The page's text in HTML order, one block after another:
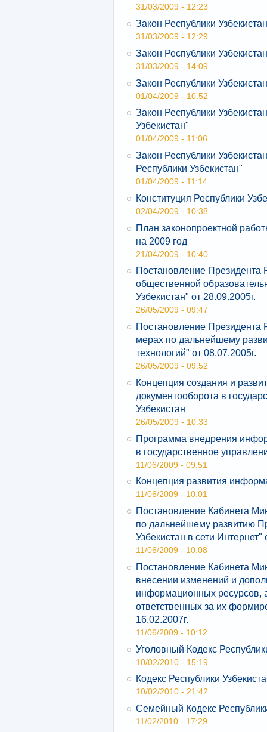
31/03/2009 - 12:23
Закон Республики
31/03/2009 - 12:29
Закон Республики
31/03/2009 - 14:09
Закон Республики
01/04/2009 - 10:52
Закон Республики
Узбекистан"
01/04/2009 - 11:06
Закон Республики
Республики Узбекистан"
01/04/2009 - 11:14
Конституция Республики
02/04/2009 - 10:38
План законопроектной
на 2009 год
21/04/2009 - 10:40
Постановление Президента
общественной
Узбекистан" от 28.09.2005г.
26/05/2009 - 09:47
Постановление Президента
мерах по дальнейшему
технологий" от 08.07.2005г.
26/05/2009 - 09:52
Концепция создания и
документооборота в
Узбекистан
26/05/2009 - 10:33
Программа внедрения
в государственное
11/06/2009 - 09:51
Концепция развития
11/06/2009 - 10:01
Постановление Кабинета
по дальнейшему развитию
Узбекистан в сети Интернет"
11/06/2009 - 10:08
Постановление Кабинета
внесении изменений и
информационных ресурсов,
ответственных за их
16.02.2007г.
11/06/2009 - 10:12
Уголовный Кодекс
10/02/2010 - 15:19
Кодекс Республики
10/02/2010 - 21:42
Семейный Кодекс
11/02/2010 - 17:29